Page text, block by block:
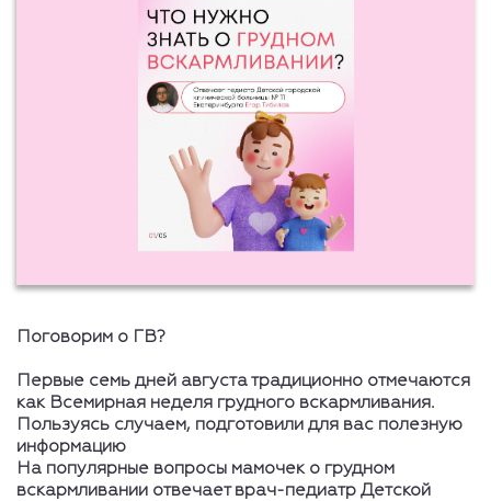
Поговорим о ГВ?
Первые семь дней августа традиционно отмечаются
как Всемирная неделя грудного вскармливания.
Пользуясь случаем, подготовили для вас полезную
информацию
‍На популярные вопросы мамочек о грудном
вскармливании отвечает врач-педиатр Детской